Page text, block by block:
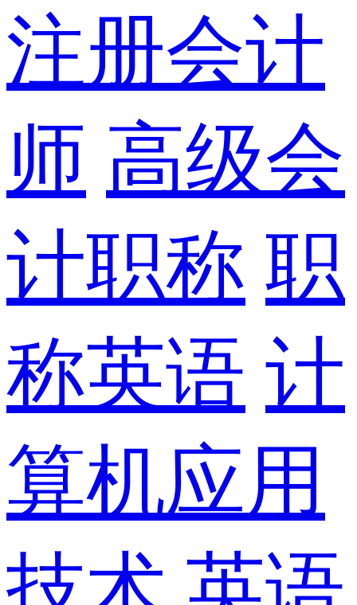
注册会计
师 高级会
计职称 职
称英语 计
算机应用